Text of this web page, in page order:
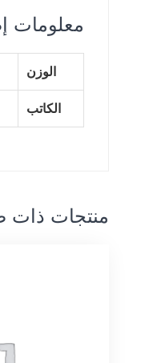
معلومات
الوزن
الكاتب
منتجات ذات